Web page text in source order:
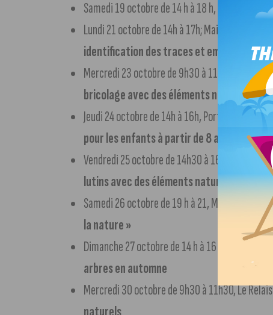
Samedi 19 octobre de 14 h à 18 h, Rouvres-sur-
Lundi 21 octobre de 14h à 17h; Maison
identification des traces et empreintes
Mercredi 23 octobre de 9h30 à 11h30, Maison
bricolage avec des éléments naturels
Jeudi 24 octobre de 14h à 16h, Porte de Cœur
pour les enfants à partir de 8 ans
Vendredi 25 octobre de 14h30 à 16h30, Atelier
lutins avec des éléments naturels
Samedi 26 octobre de 19 h à 21, Maison de
la nature »
Dimanche 27 octobre de 14 h à 16 h 30,
arbres en automne
Mercredi 30 octobre de 9h30 à 11h30, Le
naturels